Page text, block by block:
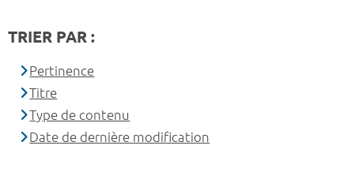
TRIER PAR :
Pertinence
Titre
Type de contenu
Date de dernière modification